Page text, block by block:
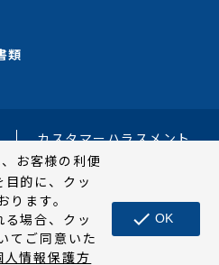
類
カスタマーハラスメント
に対する⽅針
サイトの使い方
マップ
お客様の利便
的に、クッ
ます。
場合、クッ
てご同意いた
人情報保護⽅
check OK